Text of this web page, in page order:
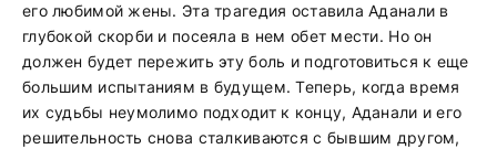
его любимой жены. Эта трагедия оставила Аданали в
глубокой скорби и посеяла в нем обет мести. Но он
должен будет пережить эту боль и подготовиться к еще
большим испытаниям в будущем. Теперь, когда время
их судьбы неумолимо подходит к концу, Аданали и его
решительность снова сталкиваются с бывшим другом,